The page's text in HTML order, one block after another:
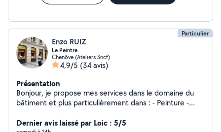
Particulier
Enzo RUIZ
Le Peintre
Chenôve (Ateliers Sncf)
4,9/5 (34 avis)
Présentation
Bonjour, je propose mes services dans le domaine du
bâtiment et plus particulièrement dans : - Peinture -
(Haussmannien - Château) - Pose de Parquet Massif et
Dernier avis laissé par Loic : 5/5